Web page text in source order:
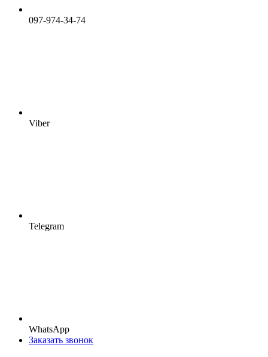
097-974-34-74
Viber
Telegram
WhatsApp
Заказать звонок